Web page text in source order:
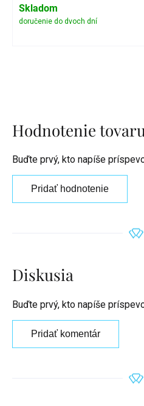
Skladom
Hodnotenie tovaru
Buďte prvý, kto napíše
Pridať hodnotenie
Diskusia
Buďte prvý, kto napíše
Pridať komentár